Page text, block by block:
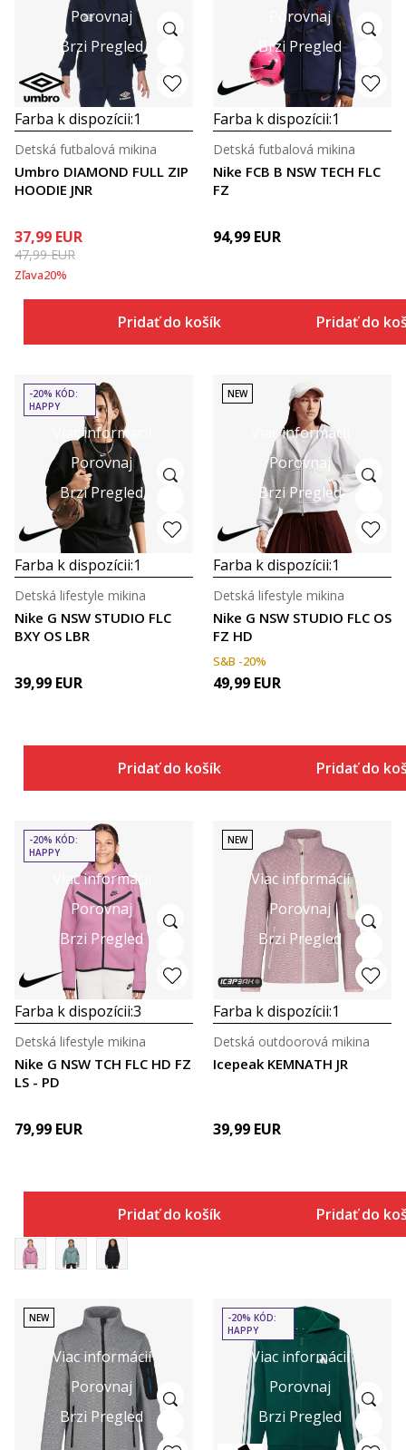
Porovnaj
Brzi Pregled
Farba k dispozícii:1
Umbro DIAMOND FULL ZIP
HOODIE JNR
Detská futbalová mikina
37,99 EUR
47,99EUR
Zľava20%
Pridať do košíka
Porovnaj
Brzi Pregled
Farba k dispozícii:1
Nike FCB B NSW TECH FLC
FZ
Detská futbalová mikina
94,99 EUR
Pridať do
Viac informácií
Porovnaj
Brzi Pregled
-20% KÓD:
HAPPY
Farba k dispozícii:1
Nike G NSW STUDIO FLC
BXY OS LBR
Detská lifestyle mikina
39,99 EUR
Pridať do košíka
Viac informácií
Porovnaj
Brzi Pregled
NEW
Farba k dispozícii:1
Nike G NSW STUDIO FLC OS
FZ HD
Detská lifestyle mikina
S&B -20%
49,99 EUR
Pridať do
Viac informácií
Porovnaj
Brzi Pregled
-20% KÓD:
HAPPY
Farba k dispozícii:3
Nike G NSW TCH FLC HD FZ
LS - PD
Detská lifestyle mikina
79,99 EUR
Pridať do košíka
Viac informácií
Porovnaj
Brzi Pregled
NEW
Farba k dispozícii:1
Icepeak KEMNATH JR
Detská outdoorová mikina
39,99 EUR
Pridať do
Viac informácií
Porovnaj
Brzi Pregled
NEW
Viac informácií
Porovnaj
Brzi Pregled
-20% KÓD:
HAPPY